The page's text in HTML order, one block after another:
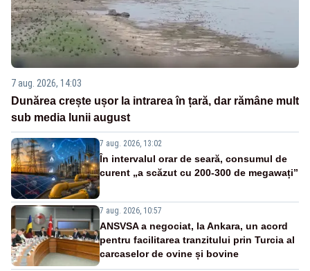
7 aug. 2026, 14:03
Dunărea crește ușor la intrarea în țară, dar rămâne mult
sub media lunii august
7 aug. 2026, 13:02
În intervalul orar de seară, consumul de
curent „a scăzut cu 200-300 de megawați”
7 aug. 2026, 10:57
ANSVSA a negociat, la Ankara, un acord
pentru facilitarea tranzitului prin Turcia al
carcaselor de ovine și bovine